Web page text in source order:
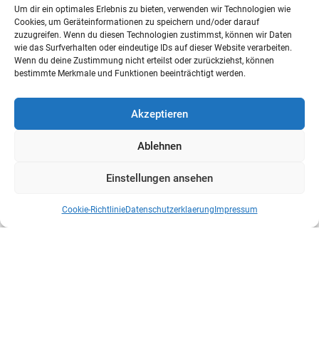
Um dir ein optimales Erlebnis zu bieten, verwenden wir Technologien wie
Cookies, um Geräteinformationen zu speichern und/oder darauf
zuzugreifen. Wenn du diesen Technologien zustimmst, können wir Daten
wie das Surfverhalten oder eindeutige IDs auf dieser Website verarbeiten.
Wenn du deine Zustimmung nicht erteilst oder zurückziehst, können
bestimmte Merkmale und Funktionen beeinträchtigt werden.
Akzeptieren
Ablehnen
Einstellungen ansehen
Cookie-RichtlinieDatenschutzerklaerung Impressum